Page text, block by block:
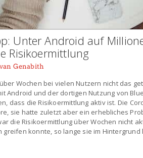
Unter Android auf
Risikoermittlung
Genabith
Wochen bei vielen Nutzern nicht das
Android und der dortigen Nutzung von
dass die Risikoermittlung aktiv ist. Die
sie hatte zuletzt aber ein erhebliches
die Risikoermittlung über Wochen nicht
greifen konnte, so lange sie im